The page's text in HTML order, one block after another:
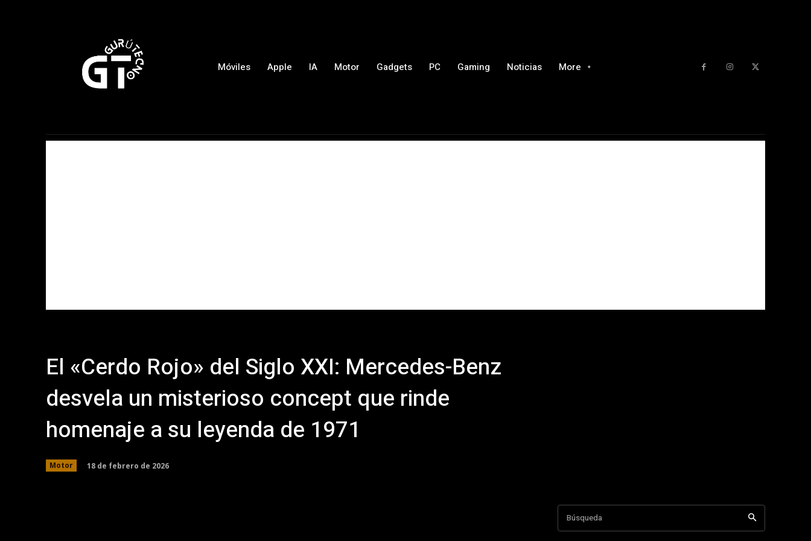
Móviles Apple IA Motor Gadgets PC Gaming Noticias More
El «Cerdo Rojo» del Siglo XXI: Mercedes-Benz
desvela un misterioso concept que rinde
homenaje a su leyenda de 1971
Motor 18 de febrero de 2026
Búsqueda